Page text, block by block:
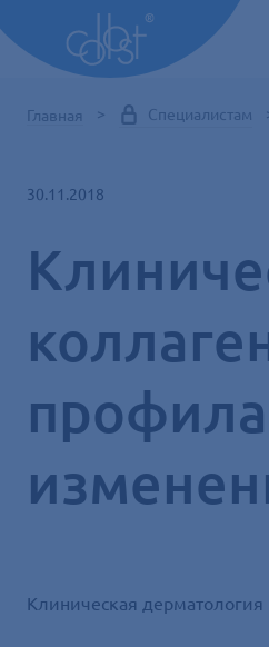
Главная Специалистам
30.11.2018
Клиническая